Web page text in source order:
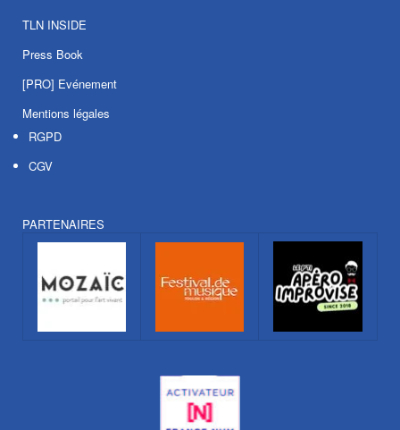
TLN INSIDE
Press Book
[PRO] Evénement
Mentions légales
RGPD
CGV
PARTENAIRES